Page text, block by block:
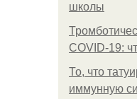
школы
COVID-19:
То, что
иммунную